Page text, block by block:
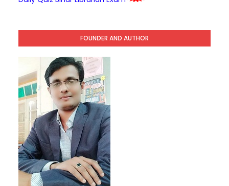
FOUNDER AND AUTHOR